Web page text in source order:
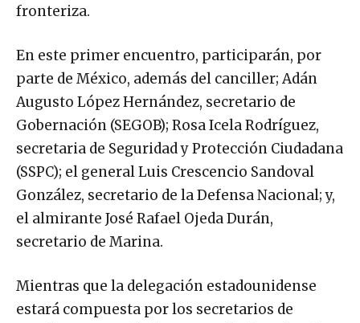
fronteriza.
En este primer encuentro, participarán, por
parte de México, además del canciller; Adán
Augusto López Hernández, secretario de
Gobernación (SEGOB); Rosa Icela Rodríguez,
secretaria de Seguridad y Protección Ciudadana
(SSPC); el general Luis Crescencio Sandoval
González, secretario de la Defensa Nacional; y,
el almirante José Rafael Ojeda Durán,
secretario de Marina.
Mientras que la delegación estadounidense
estará compuesta por los secretarios de